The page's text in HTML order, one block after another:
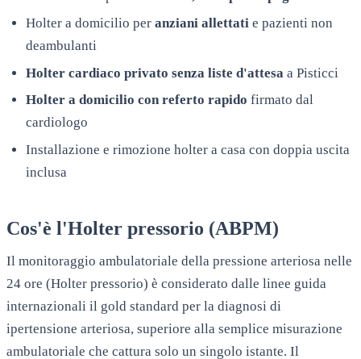
Holter a domicilio per anziani allettati e pazienti non
deambulanti
Holter cardiaco privato senza liste d'attesa a Pisticci
Holter a domicilio con referto rapido firmato dal
cardiologo
Installazione e rimozione holter a casa con doppia uscita
inclusa
Cos'è l'Holter pressorio (ABPM)
Il monitoraggio ambulatoriale della pressione arteriosa nelle
24 ore (Holter pressorio) è considerato dalle linee guida
internazionali il gold standard per la diagnosi di
ipertensione arteriosa, superiore alla semplice misurazione
ambulatoriale che cattura solo un singolo istante. Il